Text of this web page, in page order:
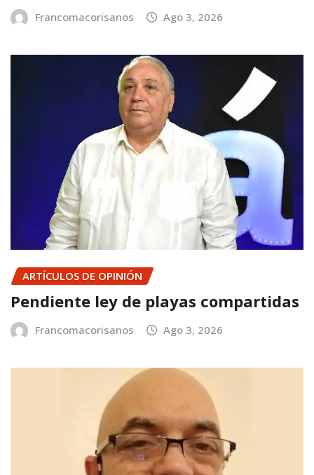
Francomacorisanos Ago 3, 2026
ARTÍCULOS DE OPINIÓN
Pendiente ley de playas compartidas
Francomacorisanos Ago 3, 2026